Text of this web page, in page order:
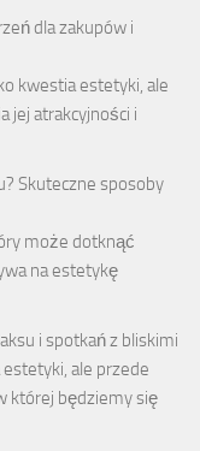
dla zakupów i
kwestia estetyki, ale
jej atrakcyjności i
Skuteczne sposoby
może dotknąć
na estetykę
i spotkań z bliskimi
ale przede
której będziemy się